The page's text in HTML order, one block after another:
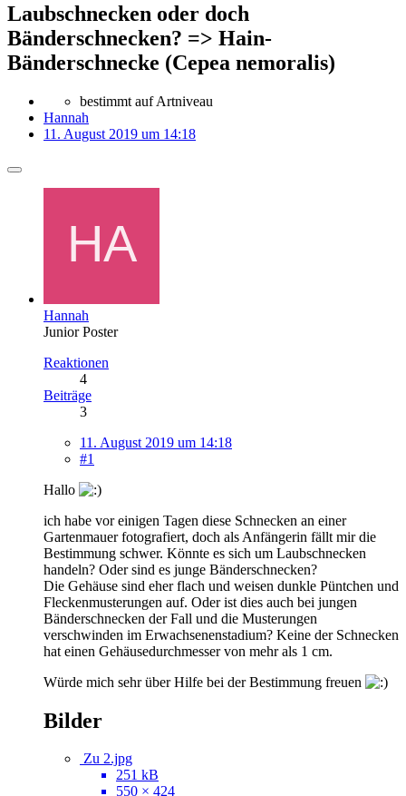
Laubschnecken oder doch
Bänderschnecken? => Hain-
Bänderschnecke (Cepea nemoralis)
bestimmt auf Artniveau
Hannah
11. August 2019 um 14:18
Hannah
Junior Poster
Reaktionen
4
Beiträge
3
11. August 2019 um 14:18
#1
Hallo
ich habe vor einigen Tagen diese Schnecken an einer
Gartenmauer fotografiert, doch als Anfängerin fällt mir die
Bestimmung schwer. Könnte es sich um Laubschnecken
handeln? Oder sind es junge Bänderschnecken?
Die Gehäuse sind eher flach und weisen dunkle Püntchen und
Fleckenmusterungen auf. Oder ist dies auch bei jungen
Bänderschnecken der Fall und die Musterungen
verschwinden im Erwachsenenstadium? Keine der Schnecken
hat einen Gehäusedurchmesser von mehr als 1 cm.
Würde mich sehr über Hilfe bei der Bestimmung freuen
Bilder
Zu 2.jpg
251 kB
550 × 424